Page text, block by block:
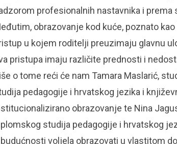
profesionalnih nastavnika i
obrazovanje kod kuće, poznato
u kojem roditelji preuzimaju glavnu
pristupa imaju različite prednosti i
o tome reći će nam Tamara Maslarić,
pedagogije i hrvatskog jezika i
obrazovanje te Nina
studija pedagogije i hrvatskog
voljela obrazovati u vlastitom